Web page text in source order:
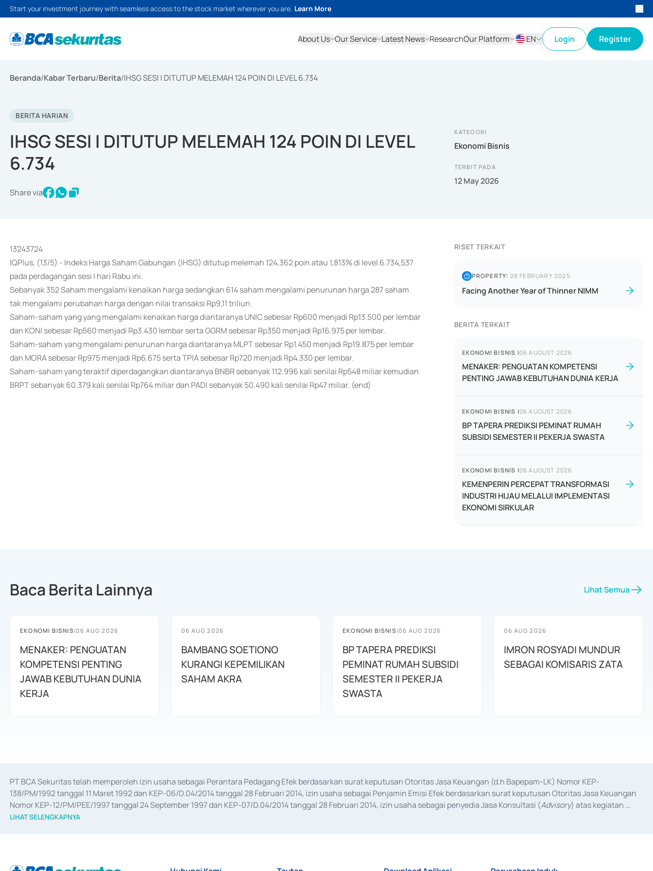
Start your investment journey with seamless access to the stock market wherever you are. Learn More
About Us Our Service Latest News ResearchOur Platform
EN
Login Register
Beranda/Kabar Terbaru/Berita/IHSG SESI I DITUTUP MELEMAH 124 POIN DI LEVEL 6.734
BERITA HARIAN
IHSG SESI I DITUTUP MELEMAH 124 POIN DI LEVEL
6.734
Share via
KATEGORI
Ekonomi Bisnis
TERBIT PADA
12 May 2026
13243724
IQPlus, (13/5) - Indeks Harga Saham Gabungan (IHSG) ditutup melemah 124,362 poin atau 1,813% di level 6.734,537
pada perdagangan sesi I hari Rabu ini.
Sebanyak 352 Saham mengalami kenaikan harga sedangkan 614 saham mengalami penurunan harga 287 saham
tak mengalami perubahan harga dengan nilai transaksi Rp9,11 triliun.
Saham-saham yang yang mengalami kenaikan harga diantaranya UNIC sebesar Rp600 menjadi Rp13.500 per lembar
dan KONI sebesar Rp560 menjadi Rp3.430 lembar serta GGRM sebesar Rp350 menjadi Rp16.975 per lembar.
Saham-saham yang mengalami penurunan harga diantaranya MLPT sebesar Rp1.450 menjadi Rp19.875 per lembar
dan MORA sebesar Rp975 menjadi Rp6.675 serta TPIA sebesar Rp720 menjadi Rp4.330 per lembar.
Saham-saham yang teraktif diperdagangkan diantaranya BNBR sebanyak 112.996 kali senilai Rp548 miliar kemudian
BRPT sebanyak 60.379 kali senilai Rp764 miliar dan PADI sebanyak 50.490 kali senilai Rp47 miliar. (end)
RISET TERKAIT
PROPERTY| 28 FEBRUARY 2025
Facing Another Year of Thinner NIMM
BERITA TERKAIT
EKONOMI BISNIS |06 AUGUST 2026
MENAKER: PENGUATAN KOMPETENSI
PENTING JAWAB KEBUTUHAN DUNIA KERJA
EKONOMI BISNIS |06 AUGUST 2026
BP TAPERA PREDIKSI PEMINAT RUMAH
SUBSIDI SEMESTER II PEKERJA SWASTA
EKONOMI BISNIS |06 AUGUST 2026
KEMENPERIN PERCEPAT TRANSFORMASI
INDUSTRI HIJAU MELALUI IMPLEMENTASI
EKONOMI SIRKULAR
Baca Berita Lainnya Lihat Semua
EKONOMI BISNIS|06 AUG 2026
MENAKER: PENGUATAN
KOMPETENSI PENTING
JAWAB KEBUTUHAN DUNIA
KERJA
06 AUG 2026
BAMBANG SOETIONO
KURANGI KEPEMILIKAN
SAHAM AKRA
EKONOMI BISNIS|06 AUG 2026
BP TAPERA PREDIKSI
PEMINAT RUMAH SUBSIDI
SEMESTER II PEKERJA
SWASTA
06 AUG 2026
IMRON ROSYADI MUNDUR
SEBAGAI KOMISARIS ZATA
PT BCA Sekuritas telah memperoleh izin usaha sebagai Perantara Pedagang Efek berdasarkan surat keputusan Otoritas Jasa Keuangan (d.h Bapepam-LK) Nomor KEP-
138/PM/1992 tanggal 11 Maret 1992 dan KEP-06/D.04/2014 tanggal 28 Februari 2014, izin usaha sebagai Penjamin Emisi Efek berdasarkan surat keputusan Otoritas Jasa Keuangan
Nomor KEP-12/PM/PEE/1997 tanggal 24 September 1997 dan KEP-07/D.04/2014 tanggal 28 Februari 2014, izin usaha sebagai penyedia Jasa Konsultasi (Advisory) atas kegiatan
merger, akuisisi, divestasi, dan
LIHAT SELENGKAPNYA